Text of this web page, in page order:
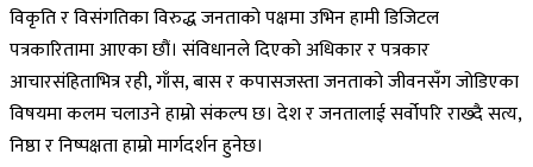
विकृति र विसंगतिका विरुद्ध जनताको पक्षमा उभिन हामी डिजिटल
पत्रकारितामा आएका छौं। संविधानले दिएको अधिकार र पत्रकार
आचारसंहिताभित्र रही, गाँस, बास र कपासजस्ता जनताको जीवनसँग जोडिएका
विषयमा कलम चलाउने हाम्रो संकल्प छ। देश र जनतालाई सर्वोपरि राख्दै सत्य,
निष्ठा र निष्पक्षता हाम्रो मार्गदर्शन हुनेछ।